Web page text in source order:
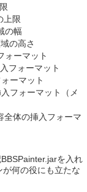
上限
の幅
の高さ
ォーマット
フォーマット
ーマット
フォーマット（メ
体の挿入フォーマ
を入れ
何の役にも立たな